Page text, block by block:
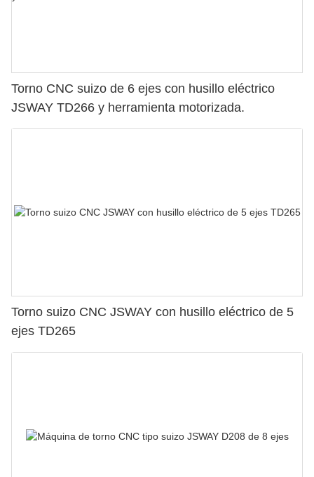
Torno CNC suizo de 6 ejes con husillo eléctrico
JSWAY TD266 y herramienta motorizada.
Torno suizo CNC JSWAY con husillo eléctrico de 5
ejes TD265